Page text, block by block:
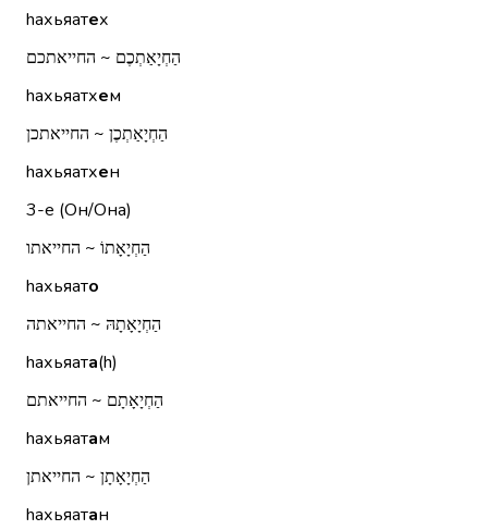
hахьяатех
הַחְיָאַתְכֶם ~ החייאתכם
hахьяатхем
הַחְיָאַתְכֶן ~ החייאתכן
hахьяатхен
3-е (Он/Она)
הַחְיָאָתוֹ ~ החייאתו
hахьяато
הַחְיָאָתָהּ ~ החייאתה
hахьяата(h)
הַחְיָאָתָם ~ החייאתם
hахьяатам
הַחְיָאָתָן ~ החייאתן
hахьяатан